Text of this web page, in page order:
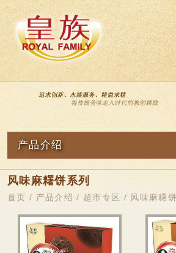
语系
繁體中文
日本語
English
简体中文
关於我们
最新消息
产品介绍
产品介绍
网路订购
新品专区
皇族Family
观光专区
风味麻糬饼系列
首页 / 产品介绍 / 超市专区 / 风味麻糬